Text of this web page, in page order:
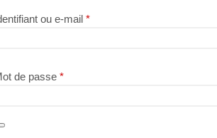
ou e-mail *Obligatoire
de passe *Obligatoire